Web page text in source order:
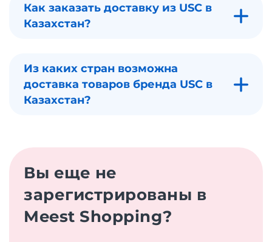
Как заказать доставку из USC в
Казахстан?
Из каких стран возможна
доставка товаров бренда USC в
Казахстан?
Вы еще не
зарегистрированы в
Meest Shopping?